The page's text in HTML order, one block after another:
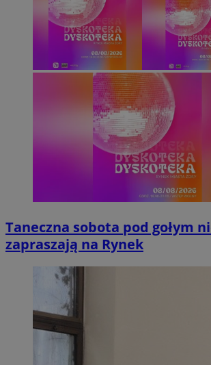
Taneczna sobota pod gołym
zapraszają na Rynek